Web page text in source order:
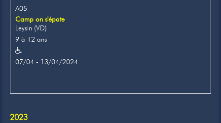
A05
Camp on s'épate
Leysin (VD)
9 à 12 ans
07/04 - 13/04/2024
2023